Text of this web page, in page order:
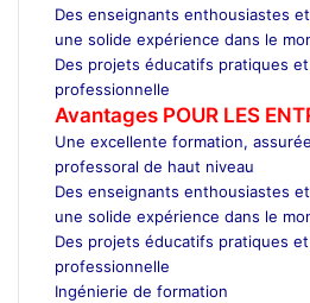
Des enseignants enthousiastes
une solide expérience dans le
Des projets éducatifs pratiques
professionnelle
Avantages POUR LES
Une excellente formation,
professoral de haut niveau
Des enseignants enthousiastes
une solide expérience dans le
Des projets éducatifs pratiques
professionnelle
Ingénierie de formation